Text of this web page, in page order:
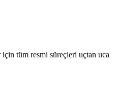
tüm resmi süreçleri uçtan uca